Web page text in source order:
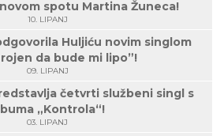
spotu Martina Žuneca!
10. LIPANJ
Huljiću novim singlom
rojen da bude mi lipo”!
09. LIPANJ
četvrti službeni singl s
„Kontrola“!
03. LIPANJ